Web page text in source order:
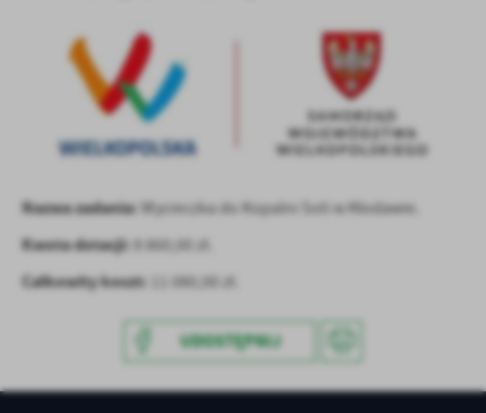
społecznościowych.
Nazwa zadania: Wycieczka do Kopalni Soli w Kłodawie.
Kwota dotacji: 8 860,00 zł.
Całkowity koszt: 11 080,00 zł.
UDOSTĘPNIJ